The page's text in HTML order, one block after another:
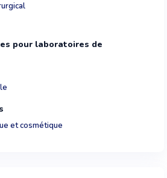
pour laboratoires de
et cosmétique